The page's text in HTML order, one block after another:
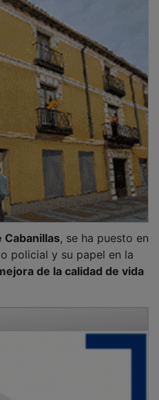
policial y su papel en la
de la calidad de vida